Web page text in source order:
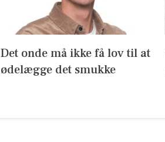
Det onde må ikke få lov til at
ødelægge det smukke